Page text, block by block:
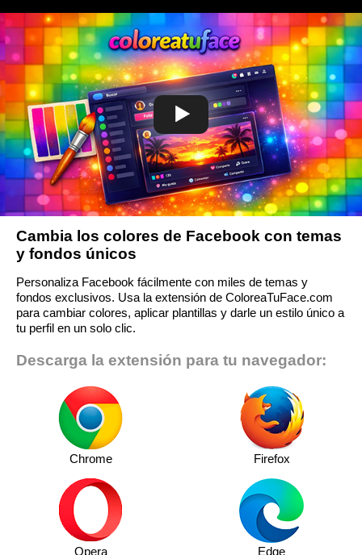
Cambia los colores de Facebook con temas
y fondos únicos
Personaliza Facebook fácilmente con miles de temas y
fondos exclusivos. Usa la extensión de ColoreaTuFace.com
para cambiar colores, aplicar plantillas y darle un estilo único a
tu perfil en un solo clic.
Descarga la extensión para tu navegador:
Chrome Firefox
Opera Edge